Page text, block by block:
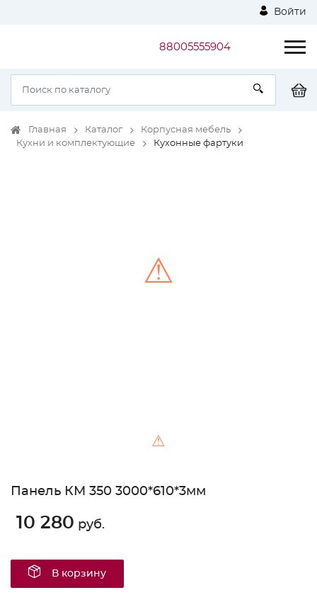
Войти
88005555904
Главная Каталог
Корпусная мебель
Кухни и комплектующие
Кухонные фартуки
⚠
⚠
Панель КМ 350 3000*610*3мм
10 280 руб.
В корзину